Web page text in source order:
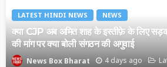
LATEST HINDI NEWS NEWS
क्या CJP अब अमित शाह के इस्तीफ़े के लिए
की मांग पर क्या बोली संगठन की अगुवाई
News Box Bharat 4 days ago